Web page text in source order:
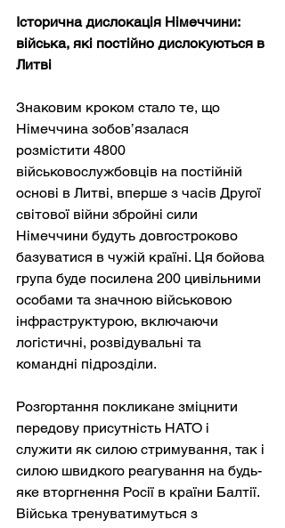
Історична дислокація Німеччини:
війська, які постійно дислокуються в
Литві
Знаковим кроком стало те, що
Німеччина зобов’язалася
розмістити 4800
військовослужбовців на постійній
основі в Литві, вперше з часів Другої
світової війни збройні сили
Німеччини будуть довгостроково
базуватися в чужій країні. Ця бойова
група буде посилена 200 цивільними
особами та значною військовою
інфраструктурою, включаючи
логістичні, розвідувальні та
командні підрозділи.
Розгортання покликане зміцнити
передову присутність НАТО і
служити як силою стримування, так і
силою швидкого реагування на будь-
яке вторгнення Росії в країни Балтії.
Війська тренуватимуться з